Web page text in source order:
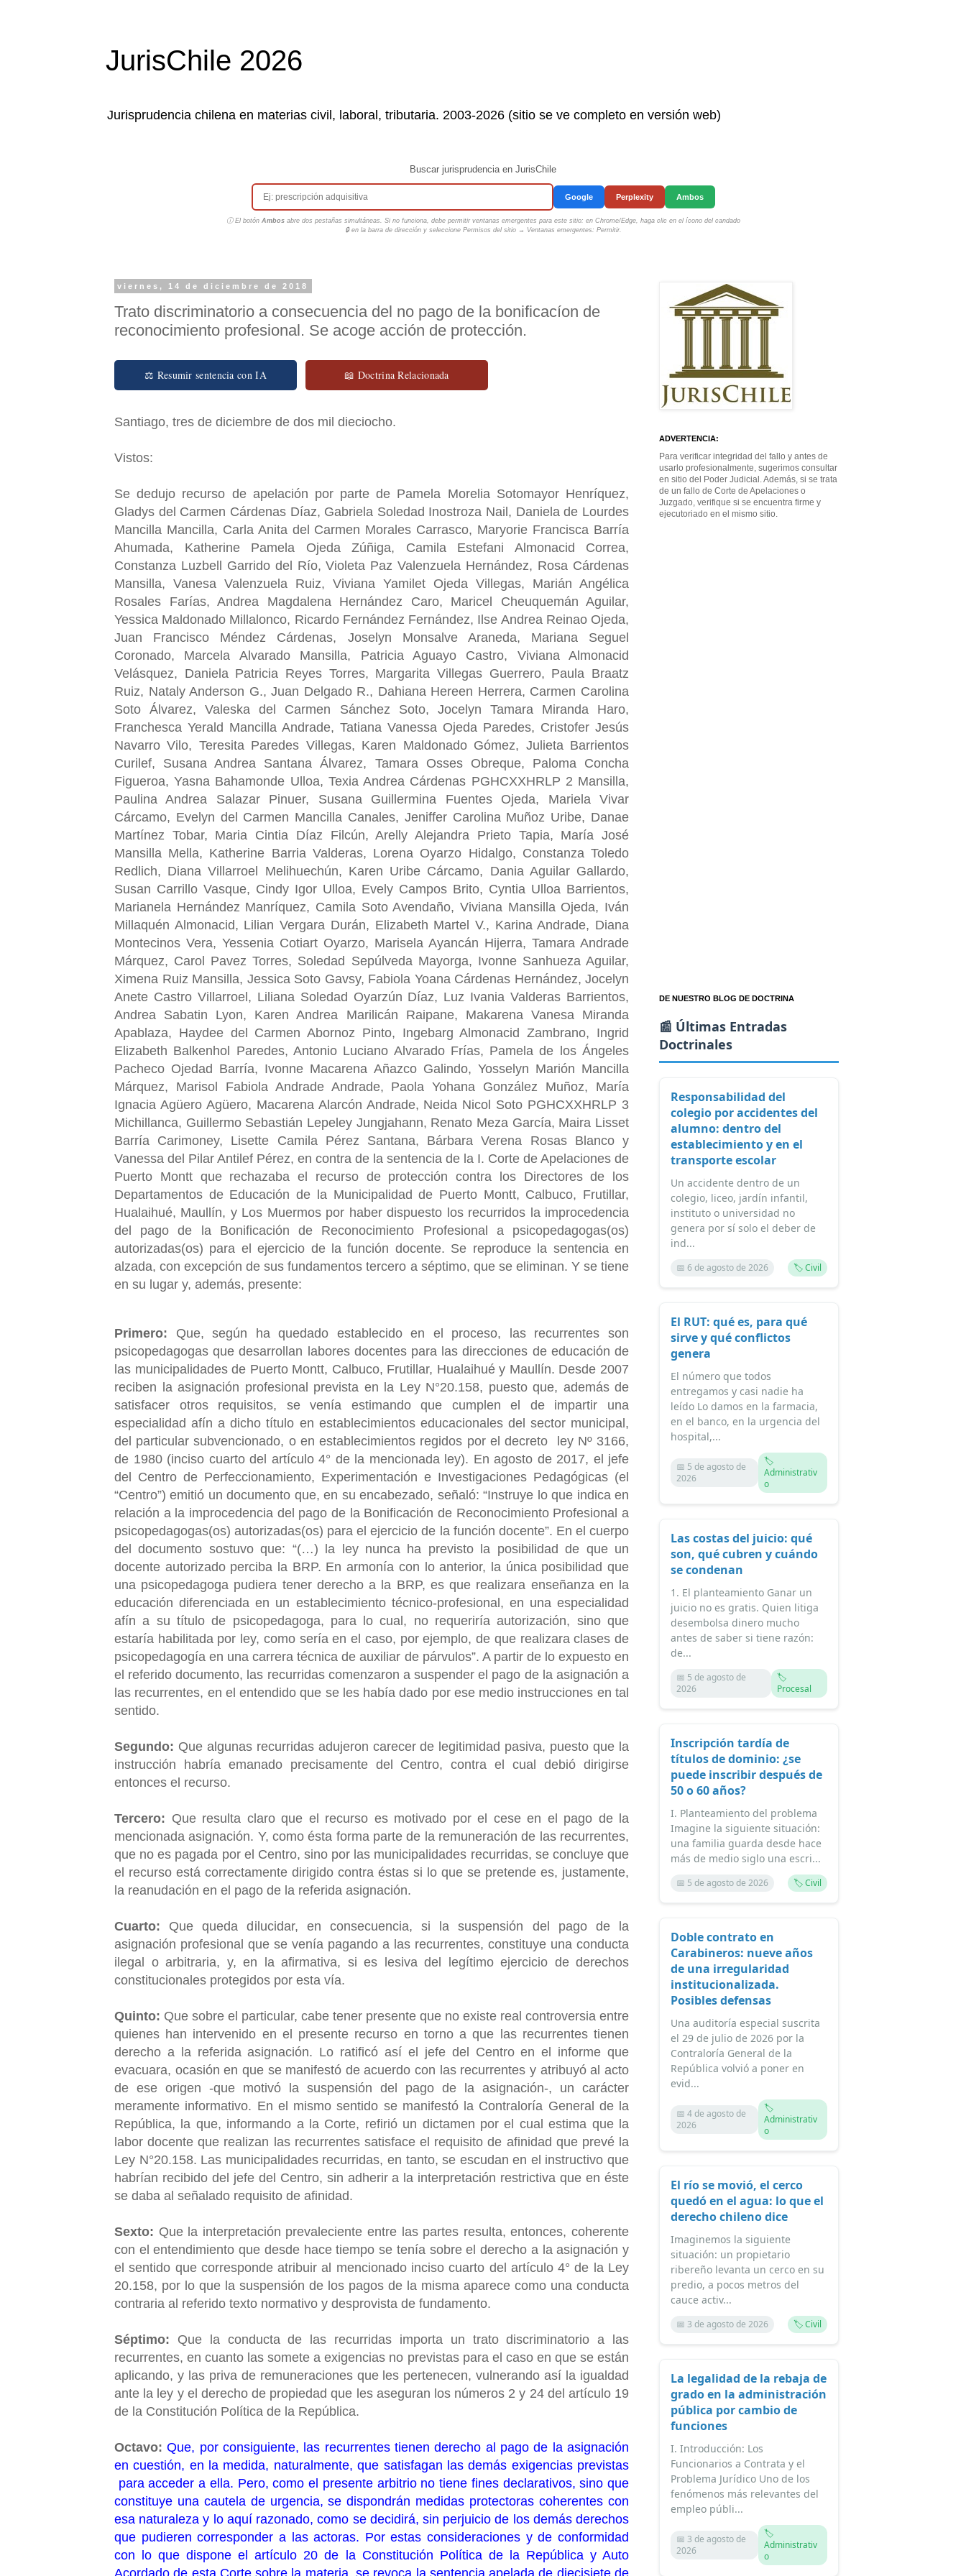
JurisChile 2026
Jurisprudencia chilena en materias civil, laboral, tributaria. 2003-2026 (sitio se ve completo en versión web)
Buscar jurisprudencia en JurisChile
Google Perplexity Ambos
ⓘ El botón Ambosabre dos pestañas simultáneas. Si no funciona, debe permitir ventanas emergentes para este sitio: en Chrome/Edge, haga clic en el ícono del candado
🔒 en la barra de dirección y seleccione Permisos del sitio → Ventanas emergentes: Permitir.
viernes, 14 de diciembre de 2018
Trato discriminatorio a consecuencia del no pago de la bonificacíon de
reconocimiento profesional. Se acoge acción de protección.
⚖ Resumir sentencia con IA 📖 Doctrina Relacionada
Santiago, tres de diciembre de dos mil dieciocho.
Vistos:
Se dedujo recurso de apelación por parte de Pamela Morelia Sotomayor Henríquez,
Gladys del Carmen Cárdenas Díaz, Gabriela Soledad Inostroza Nail, Daniela de Lourdes
Mancilla Mancilla, Carla Anita del Carmen Morales Carrasco, Maryorie Francisca Barría
Ahumada, Katherine Pamela Ojeda Zúñiga, Camila Estefani Almonacid Correa,
Constanza Luzbell Garrido del Río, Violeta Paz Valenzuela Hernández, Rosa Cárdenas
Mansilla, Vanesa Valenzuela Ruiz, Viviana Yamilet Ojeda Villegas, Marián Angélica
Rosales Farías, Andrea Magdalena Hernández Caro, Maricel Cheuquemán Aguilar,
Yessica Maldonado Millalonco, Ricardo Fernández Fernández, Ilse Andrea Reinao Ojeda,
Juan Francisco Méndez Cárdenas, Joselyn Monsalve Araneda, Mariana Seguel
Coronado, Marcela Alvarado Mansilla, Patricia Aguayo Castro, Viviana Almonacid
Velásquez, Daniela Patricia Reyes Torres, Margarita Villegas Guerrero, Paula Braatz
Ruiz, Nataly Anderson G., Juan Delgado R., Dahiana Hereen Herrera, Carmen Carolina
Soto Álvarez, Valeska del Carmen Sánchez Soto, Jocelyn Tamara Miranda Haro,
Franchesca Yerald Mancilla Andrade, Tatiana Vanessa Ojeda Paredes, Cristofer Jesús
Navarro Vilo, Teresita Paredes Villegas, Karen Maldonado Gómez, Julieta Barrientos
Curilef, Susana Andrea Santana Álvarez, Tamara Osses Obreque, Paloma Concha
Figueroa, Yasna Bahamonde Ulloa, Texia Andrea Cárdenas PGHCXXHRLP 2 Mansilla,
Paulina Andrea Salazar Pinuer, Susana Guillermina Fuentes Ojeda, Mariela Vivar
Cárcamo, Evelyn del Carmen Mancilla Canales, Jeniffer Carolina Muñoz Uribe, Danae
Martínez Tobar, Maria Cintia Díaz Filcún, Arelly Alejandra Prieto Tapia, María José
Mansilla Mella, Katherine Barria Valderas, Lorena Oyarzo Hidalgo, Constanza Toledo
Redlich, Diana Villarroel Melihuechún, Karen Uribe Cárcamo, Dania Aguilar Gallardo,
Susan Carrillo Vasque, Cindy Igor Ulloa, Evely Campos Brito, Cyntia Ulloa Barrientos,
Marianela Hernández Manríquez, Camila Soto Avendaño, Viviana Mansilla Ojeda, Iván
Millaquén Almonacid, Lilian Vergara Durán, Elizabeth Martel V., Karina Andrade, Diana
Montecinos Vera, Yessenia Cotiart Oyarzo, Marisela Ayancán Hijerra, Tamara Andrade
Márquez, Carol Pavez Torres, Soledad Sepúlveda Mayorga, Ivonne Sanhueza Aguilar,
Ximena Ruiz Mansilla, Jessica Soto Gavsy, Fabiola Yoana Cárdenas Hernández, Jocelyn
Anete Castro Villarroel, Liliana Soledad Oyarzún Díaz, Luz Ivania Valderas Barrientos,
Andrea Sabatin Lyon, Karen Andrea Marilicán Raipane, Makarena Vanesa Miranda
Apablaza, Haydee del Carmen Abornoz Pinto, Ingebarg Almonacid Zambrano, Ingrid
Elizabeth Balkenhol Paredes, Antonio Luciano Alvarado Frías, Pamela de los Ángeles
Pacheco Ojedad Barría, Ivonne Macarena Añazco Galindo, Yosselyn Marión Mancilla
Márquez, Marisol Fabiola Andrade Andrade, Paola Yohana González Muñoz, María
Ignacia Agüero Agüero, Macarena Alarcón Andrade, Neida Nicol Soto PGHCXXHRLP 3
Michillanca, Guillermo Sebastián Lepeley Jungjahann, Renato Meza García, Maira Lisset
Barría Carimoney, Lisette Camila Pérez Santana, Bárbara Verena Rosas Blanco y
Vanessa del Pilar Antilef Pérez, en contra de la sentencia de la I. Corte de Apelaciones de
Puerto Montt que rechazaba el recurso de protección contra los Directores de los
Departamentos de Educación de la Municipalidad de Puerto Montt, Calbuco, Frutillar,
Hualaihué, Maullín, y Los Muermos por haber dispuesto los recurridos la improcedencia
del pago de la Bonificación de Reconocimiento Profesional a psicopedagogas(os)
autorizadas(os) para el ejercicio de la función docente. Se reproduce la sentencia en
alzada, con excepción de sus fundamentos tercero a séptimo, que se eliminan. Y se tiene
en su lugar y, además, presente:
Primero: Que, según ha quedado establecido en el proceso, las recurrentes son
psicopedagogas que desarrollan labores docentes para las direcciones de educación de
las municipalidades de Puerto Montt, Calbuco, Frutillar, Hualaihué y Maullín. Desde 2007
reciben la asignación profesional prevista en la Ley N°20.158, puesto que, además de
satisfacer otros requisitos, se venía estimando que cumplen el de impartir una
especialidad afín a dicho título en establecimientos educacionales del sector municipal,
del particular subvencionado, o en establecimientos regidos por el decreto ley Nº 3166,
de 1980 (inciso cuarto del artículo 4° de la mencionada ley). En agosto de 2017, el jefe
del Centro de Perfeccionamiento, Experimentación e Investigaciones Pedagógicas (el
“Centro”) emitió un documento que, en su encabezado, señaló: “Instruye lo que indica en
relación a la improcedencia del pago de la Bonificación de Reconocimiento Profesional a
psicopedagogas(os) autorizadas(os) para el ejercicio de la función docente”. En el cuerpo
del documento sostuvo que: “(…) la ley nunca ha previsto la posibilidad de que un
docente autorizado perciba la BRP. En armonía con lo anterior, la única posibilidad que
una psicopedagoga pudiera tener derecho a la BRP, es que realizara enseñanza en la
educación diferenciada en un establecimiento técnico-profesional, en una especialidad
afín a su título de psicopedagoga, para lo cual, no requeriría autorización, sino que
estaría habilitada por ley, como sería en el caso, por ejemplo, de que realizara clases de
psicopedagogía en una carrera técnica de auxiliar de párvulos”. A partir de lo expuesto en
el referido documento, las recurridas comenzaron a suspender el pago de la asignación a
las recurrentes, en el entendido que se les había dado por ese medio instrucciones en tal
sentido.
Segundo: Que algunas recurridas adujeron carecer de legitimidad pasiva, puesto que la
instrucción habría emanado precisamente del Centro, contra el cual debió dirigirse
entonces el recurso.
Tercero: Que resulta claro que el recurso es motivado por el cese en el pago de la
mencionada asignación. Y, como ésta forma parte de la remuneración de las recurrentes,
que no es pagada por el Centro, sino por las municipalidades recurridas, se concluye que
el recurso está correctamente dirigido contra éstas si lo que se pretende es, justamente,
la reanudación en el pago de la referida asignación.
Cuarto: Que queda dilucidar, en consecuencia, si la suspensión del pago de la
asignación profesional que se venía pagando a las recurrentes, constituye una conducta
ilegal o arbitraria, y, en la afirmativa, si es lesiva del legítimo ejercicio de derechos
constitucionales protegidos por esta vía.
Quinto: Que sobre el particular, cabe tener presente que no existe real controversia entre
quienes han intervenido en el presente recurso en torno a que las recurrentes tienen
derecho a la referida asignación. Lo ratificó así el jefe del Centro en el informe que
evacuara, ocasión en que se manifestó de acuerdo con las recurrentes y atribuyó al acto
de ese origen -que motivó la suspensión del pago de la asignación-, un carácter
meramente informativo. En el mismo sentido se manifestó la Contraloría General de la
República, la que, informando a la Corte, refirió un dictamen por el cual estima que la
labor docente que realizan las recurrentes satisface el requisito de afinidad que prevé la
Ley N°20.158. Las municipalidades recurridas, en tanto, se escudan en el instructivo que
habrían recibido del jefe del Centro, sin adherir a la interpretación restrictiva que en éste
se daba al señalado requisito de afinidad.
Sexto: Que la interpretación prevaleciente entre las partes resulta, entonces, coherente
con el entendimiento que desde hace tiempo se tenía sobre el derecho a la asignación y
el sentido que corresponde atribuir al mencionado inciso cuarto del artículo 4° de la Ley
20.158, por lo que la suspensión de los pagos de la misma aparece como una conducta
contraria al referido texto normativo y desprovista de fundamento.
Séptimo: Que la conducta de las recurridas importa un trato discriminatorio a las
recurrentes, en cuanto las somete a exigencias no previstas para el caso en que se están
aplicando, y las priva de remuneraciones que les pertenecen, vulnerando así la igualdad
ante la ley y el derecho de propiedad que les aseguran los números 2 y 24 del artículo 19
de la Constitución Política de la República.
Octavo: Que, por consiguiente, las recurrentes tienen derecho al pago de la asignación
en cuestión, en la medida, naturalmente, que satisfagan las demás exigencias previstas
para acceder a ella. Pero, como el presente arbitrio no tiene fines declarativos, sino que
constituye una cautela de urgencia, se dispondrán medidas protectoras coherentes con
esa naturaleza y lo aquí razonado, como se decidirá, sin perjuicio de los demás derechos
que pudieren corresponder a las actoras. Por estas consideraciones y de conformidad
con lo que dispone el artículo 20 de la Constitución Política de la República y Auto
Acordado de esta Corte sobre la materia, se revoca la sentencia apelada de diecisiete de
ADVERTENCIA:
Para verificar integridad del fallo y antes de
usarlo profesionalmente, sugerimos consultar
en sitio del Poder Judicial. Además, si se trata
de un fallo de Corte de Apelaciones o
Juzgado, verifique si se encuentra firme y
ejecutoriado en el mismo sitio.
DE NUESTRO BLOG DE DOCTRINA
📰 Últimas Entradas
Doctrinales
Responsabilidad del
colegio por accidentes del
alumno: dentro del
establecimiento y en el
transporte escolar
Un accidente dentro de un
colegio, liceo, jardín infantil,
instituto o universidad no
genera por sí solo el deber de
ind...
📅 6 de agosto de 2026 🏷️ Civil
El RUT: qué es, para qué
sirve y qué conflictos
genera
El número que todos
entregamos y casi nadie ha
leído Lo damos en la farmacia,
en el banco, en la urgencia del
hospital,...
📅 5 de agosto de
2026
🏷️
Administrativ
o
Las costas del juicio: qué
son, qué cubren y cuándo
se condenan
1. El planteamiento Ganar un
juicio no es gratis. Quien litiga
desembolsa dinero mucho
antes de saber si tiene razón:
de...
📅 5 de agosto de
2026
🏷️
Procesal
Inscripción tardía de
títulos de dominio: ¿se
puede inscribir después de
50 o 60 años?
I. Planteamiento del problema
Imagine la siguiente situación:
una familia guarda desde hace
más de medio siglo una escri...
📅 5 de agosto de 2026 🏷️ Civil
Doble contrato en
Carabineros: nueve años
de una irregularidad
institucionalizada.
Posibles defensas
Una auditoría especial suscrita
el 29 de julio de 2026 por la
Contraloría General de la
República volvió a poner en
evid...
📅 4 de agosto de
2026
🏷️
Administrativ
o
El río se movió, el cerco
quedó en el agua: lo que el
derecho chileno dice
Imaginemos la siguiente
situación: un propietario
ribereño levanta un cerco en su
predio, a pocos metros del
cauce activ...
📅 3 de agosto de 2026 🏷️ Civil
La legalidad de la rebaja de
grado en la administración
pública por cambio de
funciones
I. Introducción: Los
Funcionarios a Contrata y el
Problema Jurídico Uno de los
fenómenos más relevantes del
empleo públi...
📅 3 de agosto de
2026
🏷️
Administrativ
o